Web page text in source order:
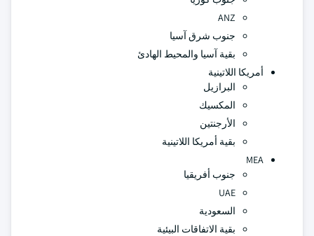
ANZ
جنوب شرق آسيا
بقية آسيا والمحيط الهادئ
أمريكا اللاتينية
البرازيل
المكسيك
الأرجنتين
بقية أمريكا اللاتينية
MEA
جنوب أفريقيا
UAE
السعودية
بقية الاتفاقات البيئية